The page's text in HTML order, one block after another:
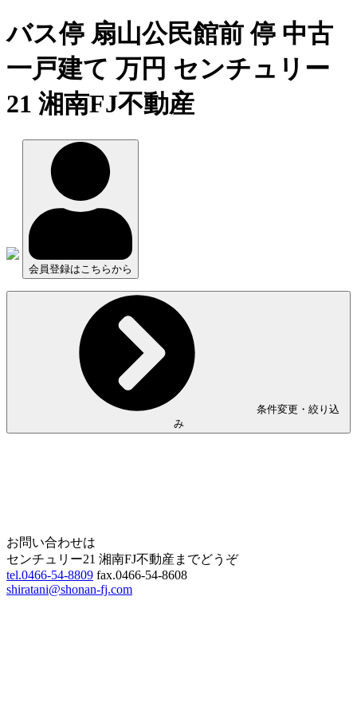
バス停 扇山公民館前 停 中古
一戸建て 万円 センチュリー
21 湘南FJ不動産
会員登録はこちらから
条件変更・絞り込
み
お問い合わせは
センチュリー21 湘南FJ不動産までどうぞ
tel.0466-54-8809 fax.0466-54-8608
shiratani@shonan-fj.com